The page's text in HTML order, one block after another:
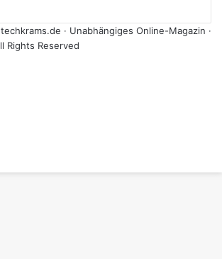
· Unabhängiges Online-Magazin ·
Rights Reserved